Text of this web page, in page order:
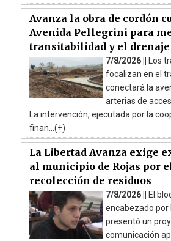
Avanza la obra de cordón
Avenida Pellegrini para
transitabilidad y el
7/8/2026 ||
Los
focalizan en el
conectará la
arterias de
La intervención, ejecutada por la
finan...(+)
La Libertad Avanza exige
al municipio de Rojas por
recolección de residuos
7/8/2026 ||
El
encabezado por
presentó un
comunicación